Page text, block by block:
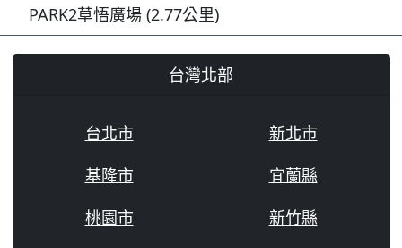
PARK2草悟廣場 (2.77公里)
台灣北部
台北市
新北市
基隆市
宜蘭縣
桃園市
新竹縣